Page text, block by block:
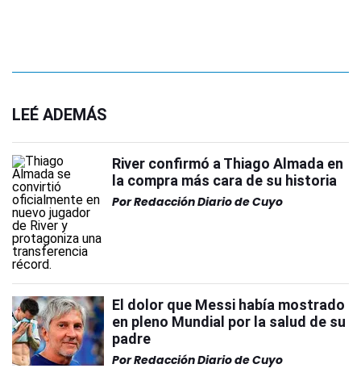
LEÉ ADEMÁS
River confirmó a Thiago Almada en
la compra más cara de su historia
PorRedacción Diario de Cuyo
El dolor que Messi había mostrado
en pleno Mundial por la salud de su
padre
PorRedacción Diario de Cuyo